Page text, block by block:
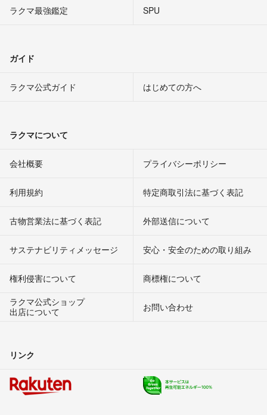
ラクマ最強鑑定
SPU
ガイド
ラクマ公式ガイド はじめての方へ
ラクマについて
会社概要 プライバシーポリシー
利用規約 特定商取引法に基づく表記
古物営業法に基づく表記 外部送信について
サステナビリティメッセージ 安心・安全のための取り組み
権利侵害について
商標権について
ラクマ公式ショップ
出店について
お問い合わせ
リンク